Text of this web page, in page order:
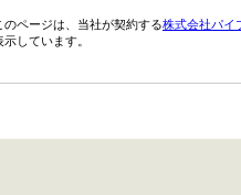
のページは、当社が契約する株式会社パイ
示しています。